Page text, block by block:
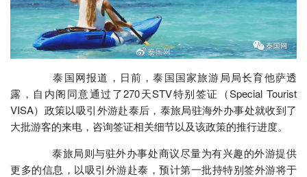
泰国网报道，日前，泰国国家旅游局局长育他萨透
露，自内阁同意通过了270天STV特别签证（Special Tourist
VISA）政策以吸引外游赴泰后，泰旅局驻海外办事处就收到了
大批游客的来电，咨询签证相关细节以及该政策的推行进度。
泰旅局则与驻外办事处商议尽量为有兴趣的外游提供
更多的信息，以吸引外游赴泰，预计第一批持特别签外游将于